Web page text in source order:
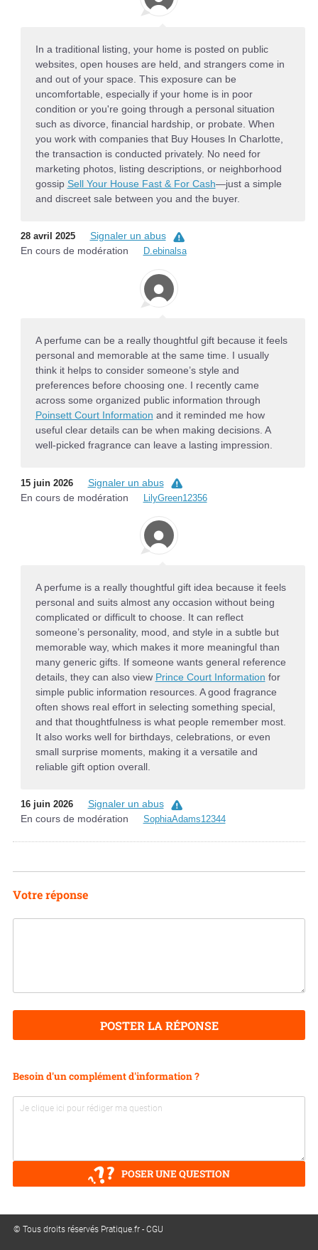
In a traditional listing, your home is posted on public
websites, open houses are held, and strangers come in
and out of your space. This exposure can be
uncomfortable, especially if your home is in poor
condition or you're going through a personal situation
such as divorce, financial hardship, or probate. When
you work with companies that Buy Houses In Charlotte,
the transaction is conducted privately. No need for
marketing photos, listing descriptions, or neighborhood
gossip Sell Your House Fast & For Cash—just a simple
and discreet sale between you and the buyer.
28 avril 2025
Signaler un abus
En cours de modération
D.ebinalsa
A perfume can be a really thoughtful gift because it feels
personal and memorable at the same time. I usually
think it helps to consider someone’s style and
preferences before choosing one. I recently came
across some organized public information through
Poinsett Court Information and it reminded me how
useful clear details can be when making decisions. A
well-picked fragrance can leave a lasting impression.
15 juin 2026
Signaler un abus
En cours de modération
LilyGreen12356
A perfume is a really thoughtful gift idea because it feels
personal and suits almost any occasion without being
complicated or difficult to choose. It can reflect
someone’s personality, mood, and style in a subtle but
memorable way, which makes it more meaningful than
many generic gifts. If someone wants general reference
details, they can also view Prince Court Information for
simple public information resources. A good fragrance
often shows real effort in selecting something special,
and that thoughtfulness is what people remember most.
It also works well for birthdays, celebrations, or even
small surprise moments, making it a versatile and
reliable gift option overall.
16 juin 2026
Signaler un abus
En cours de modération
SophiaAdams12344
Votre réponse
POSTER LA RÉPONSE
Besoin d'un complément d'information ?
POSER UNE QUESTION
© Tous droits réservés Pratique.fr -CGU